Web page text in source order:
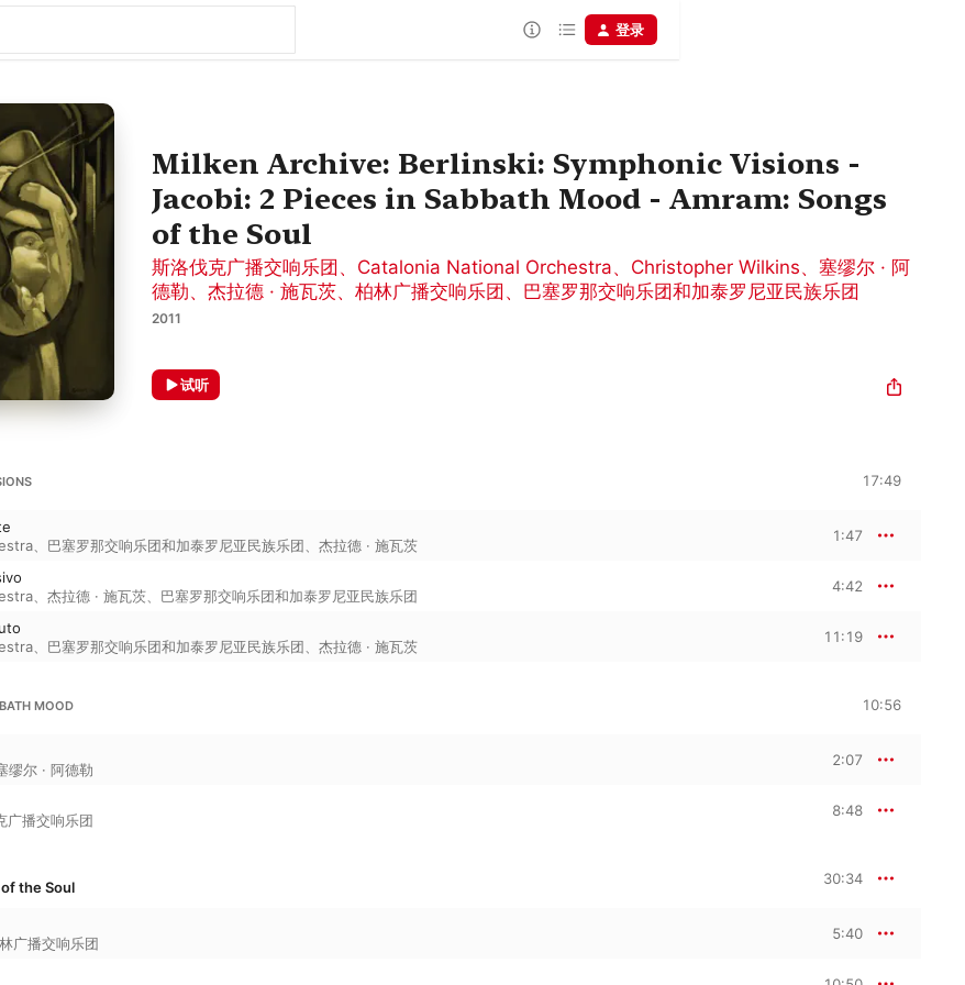
登录
Milken Archive: Berlinski: Symphonic Visions -
Jacobi: 2 Pieces in Sabbath Mood - Amram: Songs
of the Soul
斯洛伐克广播交响乐团 、 Catalonia National Orchestra、 Christopher Wilkins、 塞缪尔 · 阿
德勒、 杰拉德 · 施瓦茨、 柏林广播交响乐团 、 巴塞罗那交响乐团和加泰罗尼亚民族乐团
2011
试听
17:49
巴塞罗那交响乐团和加泰罗尼亚民族乐团 杰拉德 · 施瓦茨
1:47
杰拉德 · 施瓦茨 巴塞罗那交响乐团和加泰罗尼亚民族乐团
4:42
巴塞罗那交响乐团和加泰罗尼亚民族乐团 杰拉德 · 施瓦茨
11:19
MOOD 10:56
缪尔 · 阿德勒
2:07
广播交响乐团
8:48
the Soul 30:34
广播交响乐团
5:40